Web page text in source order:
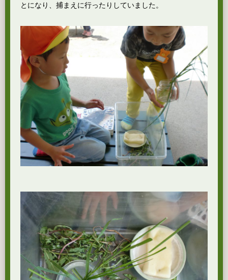
とになり、捕まえに行ったりしていました。